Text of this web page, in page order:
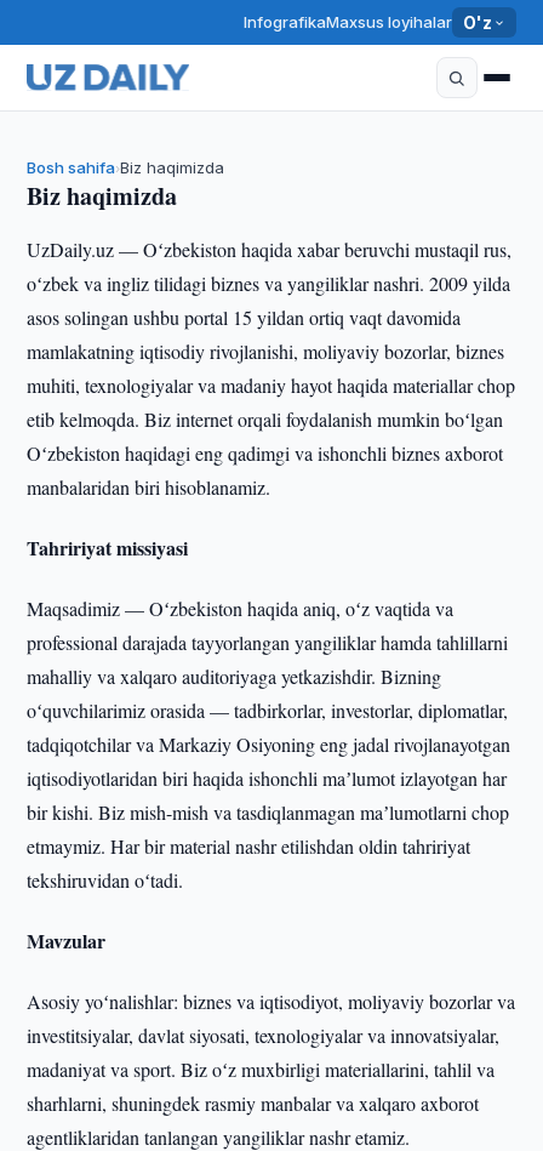
InfografikaMaxsus loyihalar O'z
Bosh sahifa›Biz haqimizda
Biz haqimizda
UzDaily.uz — Oʻzbekiston haqida xabar beruvchi mustaqil rus,
oʻzbek va ingliz tilidagi biznes va yangiliklar nashri. 2009 yilda
asos solingan ushbu portal 15 yildan ortiq vaqt davomida
mamlakatning iqtisodiy rivojlanishi, moliyaviy bozorlar, biznes
muhiti, texnologiyalar va madaniy hayot haqida materiallar chop
etib kelmoqda. Biz internet orqali foydalanish mumkin boʻlgan
Oʻzbekiston haqidagi eng qadimgi va ishonchli biznes axborot
manbalaridan biri hisoblanamiz.
Tahririyat missiyasi
Maqsadimiz — Oʻzbekiston haqida aniq, oʻz vaqtida va
professional darajada tayyorlangan yangiliklar hamda tahlillarni
mahalliy va xalqaro auditoriyaga yetkazishdir. Bizning
oʻquvchilarimiz orasida — tadbirkorlar, investorlar, diplomatlar,
tadqiqotchilar va Markaziy Osiyoning eng jadal rivojlanayotgan
iqtisodiyotlaridan biri haqida ishonchli maʼlumot izlayotgan har
bir kishi. Biz mish-mish va tasdiqlanmagan maʼlumotlarni chop
etmaymiz. Har bir material nashr etilishdan oldin tahririyat
tekshiruvidan oʻtadi.
Mavzular
Asosiy yoʻnalishlar: biznes va iqtisodiyot, moliyaviy bozorlar va
investitsiyalar, davlat siyosati, texnologiyalar va innovatsiyalar,
madaniyat va sport. Biz oʻz muxbirligi materiallarini, tahlil va
sharhlarni, shuningdek rasmiy manbalar va xalqaro axborot
agentliklaridan tanlangan yangiliklar nashr etamiz.